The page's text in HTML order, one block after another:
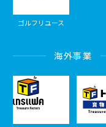
ゴルフリユース
海外事業